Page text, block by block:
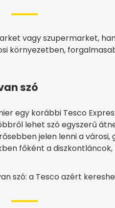
vagy szupermarket,
környezetben,
szó
egy korábbi Tesco
lehet szó egyszerű
jelen lenni a városi,
főként a diszkontláncok,
szó: a Tesco azért